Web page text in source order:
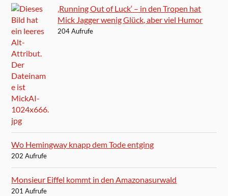
‚Running Out of Luck‘ – in den Tropen hat
Mick Jagger wenig Glück, aber viel Humor
204 Aufrufe
Wo Hemingway knapp dem Tode entging
202 Aufrufe
Monsieur Eiffel kommt in den Amazonasurwald
201 Aufrufe